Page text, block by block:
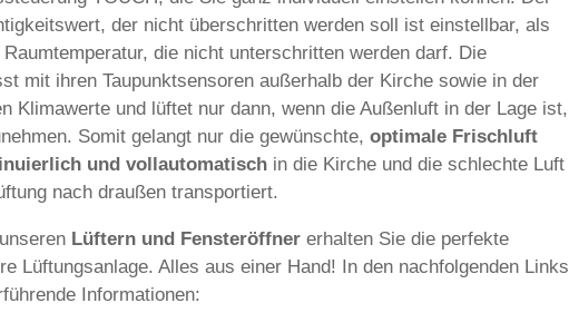
der nicht überschritten werden soll ist einstellbar, als
die nicht unterschritten werden darf. Die
mit ihren Taupunktsensoren außerhalb der Kirche sowie in der
Klimawerte und lüftet nur dann, wenn die Außenluft in der Lage ist,
Somit gelangt nur die gewünschte,optimale Frischluft
und vollautomatisch in die Kirche und die schlechte Luft
nach draußen transportiert.
Lüftern und Fensteröffner erhalten Sie die perfekte
Lüftungsanlage. Alles aus einer Hand! In den nachfolgenden Links
Informationen: